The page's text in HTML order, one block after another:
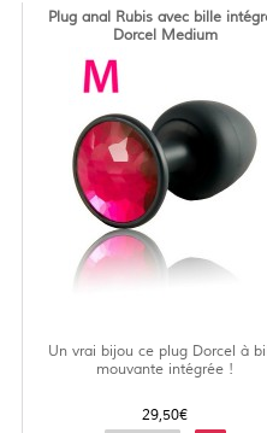
Plug anal Rubis avec bille
Dorcel Medium
Un vrai bijou ce plug Dorcel à
mouvante intégrée !
29,50€